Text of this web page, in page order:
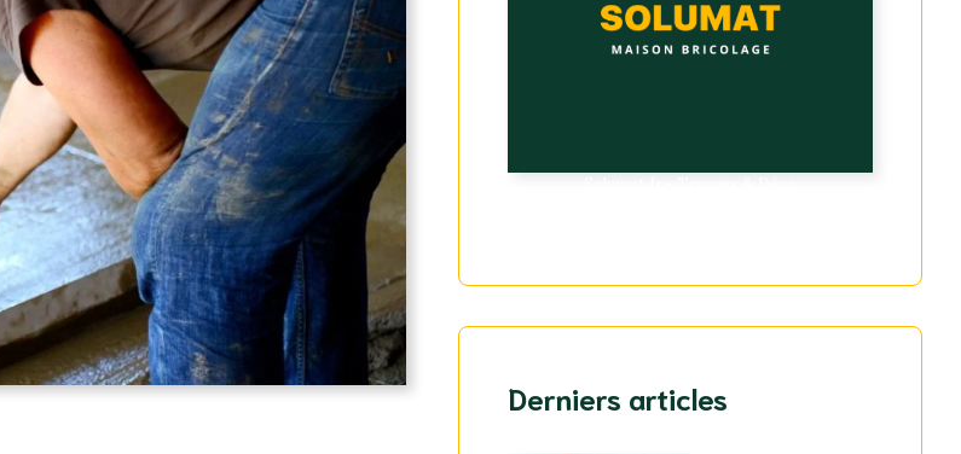
Derniers articles